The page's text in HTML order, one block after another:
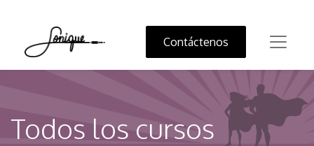
Contáctenos
Todos los cursos